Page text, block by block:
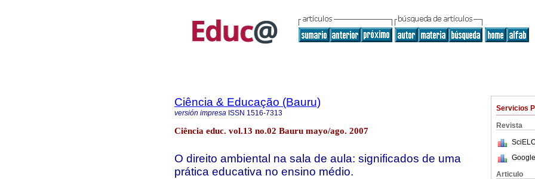
Servicios
Revista
Articulo
Ciência & Educação (Bauru)
versión impresa ISSN 1516-7313
Ciência educ. vol.13 no.02 Bauru mayo/ago. 2007
O direito ambiental na sala de aula: significados de uma
prática educativa no ensino médio.